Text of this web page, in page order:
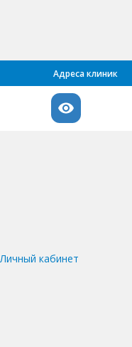
Адреса клиник
Личный кабинет